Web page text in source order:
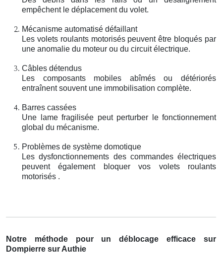
empêchent le déplacement du volet.
Mécanisme automatisé défaillant
Les volets roulants motorisés peuvent être bloqués par
une anomalie du moteur ou du circuit électrique.
Câbles détendus
Les composants mobiles abîmés ou détériorés
entraînent souvent une immobilisation complète.
Barres cassées
Une lame fragilisée peut perturber le fonctionnement
global du mécanisme.
Problèmes de système domotique
Les dysfonctionnements des commandes électriques
peuvent également bloquer vos volets roulants
motorisés .
Notre méthode pour un déblocage efficace sur
Dompierre sur Authie